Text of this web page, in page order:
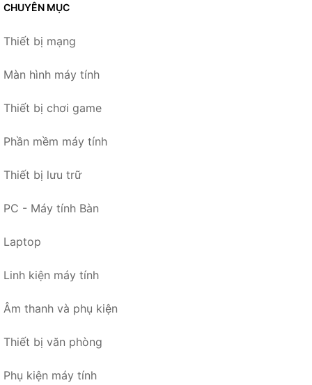
CHUYÊN MỤC
Thiết bị mạng
Màn hình máy tính
Thiết bị chơi game
Phần mềm máy tính
Thiết bị lưu trữ
PC - Máy tính Bàn
Laptop
Linh kiện máy tính
Âm thanh và phụ kiện
Thiết bị văn phòng
Phụ kiện máy tính